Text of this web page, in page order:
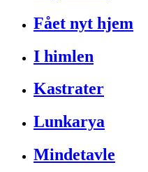
Fået nyt hjem
I himlen
Kastrater
Lunkarya
Mindetavle